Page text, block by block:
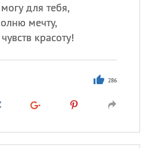
для тебя,
мечту,
красоту!
286